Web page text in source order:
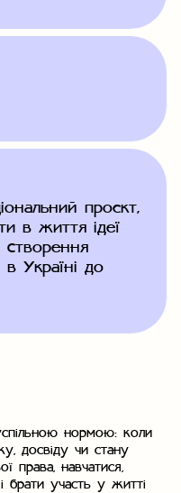
проєкт,
в життя ідеї
створення
в Україні до
нормою: коли
досвіду чи стану
права, навчатися,
брати участь у житті